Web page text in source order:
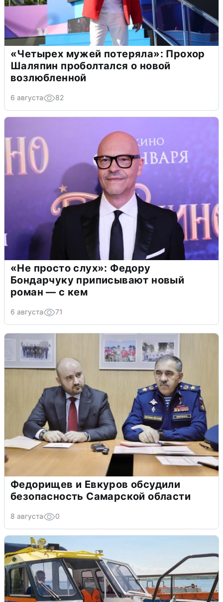
«Четырех мужей потеряла»: Прохор
Шаляпин проболтался о новой
возлюбленной
6 августа 82
«Не просто слух»: Федору
Бондарчуку приписывают новый
роман — с кем
6 августа 71
Федорищев и Евкуров обсудили
безопасность Самарской области
8 августа 0